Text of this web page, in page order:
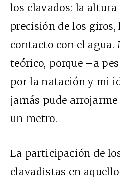
los clavados: la
precisión de los
contacto con el
teórico, porque –a
por la natación y mi
jamás pude
un metro.
La participación de
clavadistas en